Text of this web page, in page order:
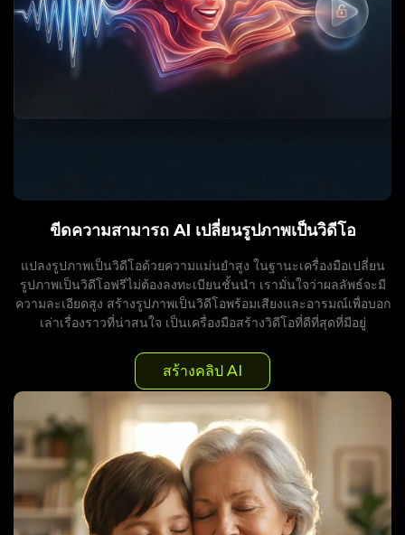
ขีดความสามารถ AI เปลี่ยนรูปภาพเป็นวิดีโอ
แปลงรูปภาพเป็นวิดีโอด้วยความแม่นยำสูง ในฐานะเครื่องมือเปลี่ยน
รูปภาพเป็นวิดีโอฟรีไม่ต้องลงทะเบียนชั้นนำ เรามั่นใจว่าผลลัพธ์จะมี
ความละเอียดสูง สร้างรูปภาพเป็นวิดีโอพร้อมเสียงและอารมณ์เพื่อบอก
เล่าเรื่องราวที่น่าสนใจ เป็นเครื่องมือสร้างวิดีโอที่ดีที่สุดที่มีอยู่
สร้างคลิป AI